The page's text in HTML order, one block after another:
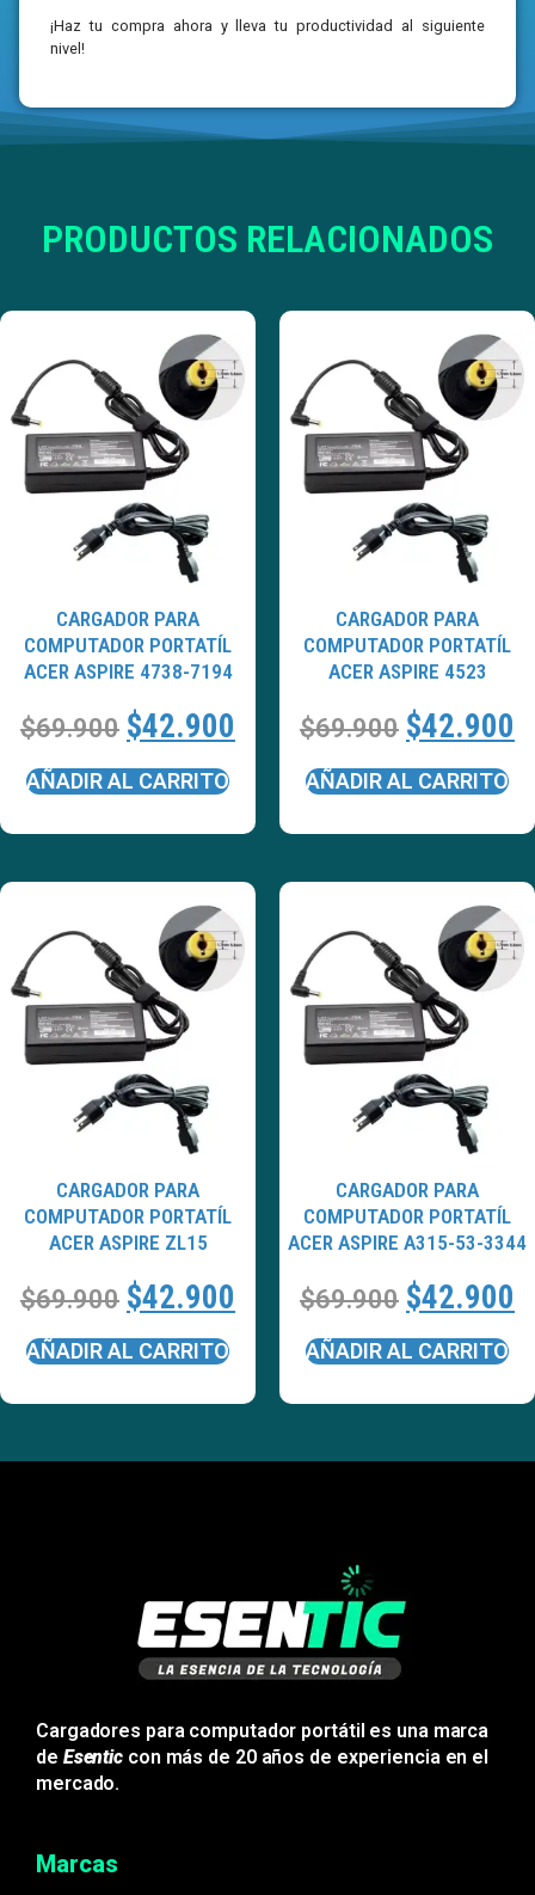
¡Haz tu compra ahora y lleva tu productividad al siguiente
nivel!
PRODUCTOS RELACIONADOS
CARGADOR PARA
COMPUTADOR PORTATÍL
ACER ASPIRE 4738-7194
$69.900 $42.900
AÑADIR AL CARRITO
CARGADOR PARA
COMPUTADOR PORTATÍL
ACER ASPIRE 4523
$69.900 $42.900
AÑADIR AL CARRITO
CARGADOR PARA
COMPUTADOR PORTATÍL
ACER ASPIRE ZL15
$69.900 $42.900
AÑADIR AL CARRITO
CARGADOR PARA
COMPUTADOR PORTATÍL
ACER ASPIRE A315-53-3344
$69.900 $42.900
AÑADIR AL CARRITO
Cargadores para computador portátil es una marca
de Esentic con más de 20 años de experiencia en el
mercado.
Marcas